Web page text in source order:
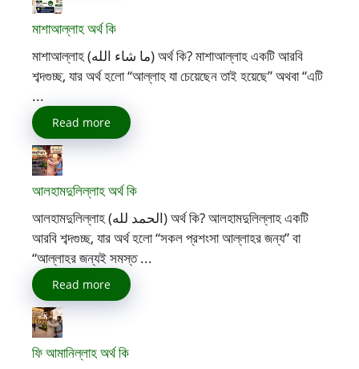
মাশাআল্লাহ অর্থ কি
মাশাআল্লাহ (ما شاء الله) অর্থ কি? মাশাআল্লাহ একটি আরবি
শব্দগুচ্ছ, যার অর্থ হলো “আল্লাহ যা চেয়েছেন তাই হয়েছে” অথবা “এটি
...
Read more
আলহামদুলিল্লাহ অর্থ কি
আলহামদুলিল্লাহ (الحمد لله) অর্থ কি? আলহামদুলিল্লাহ একটি
আরবি শব্দগুচ্ছ, যার অর্থ হলো “সকল প্রশংসা আল্লাহর জন্য” বা
“আল্লাহর জন্যই সমস্ত ...
Read more
ফি আমানিল্লাহ অর্থ কি